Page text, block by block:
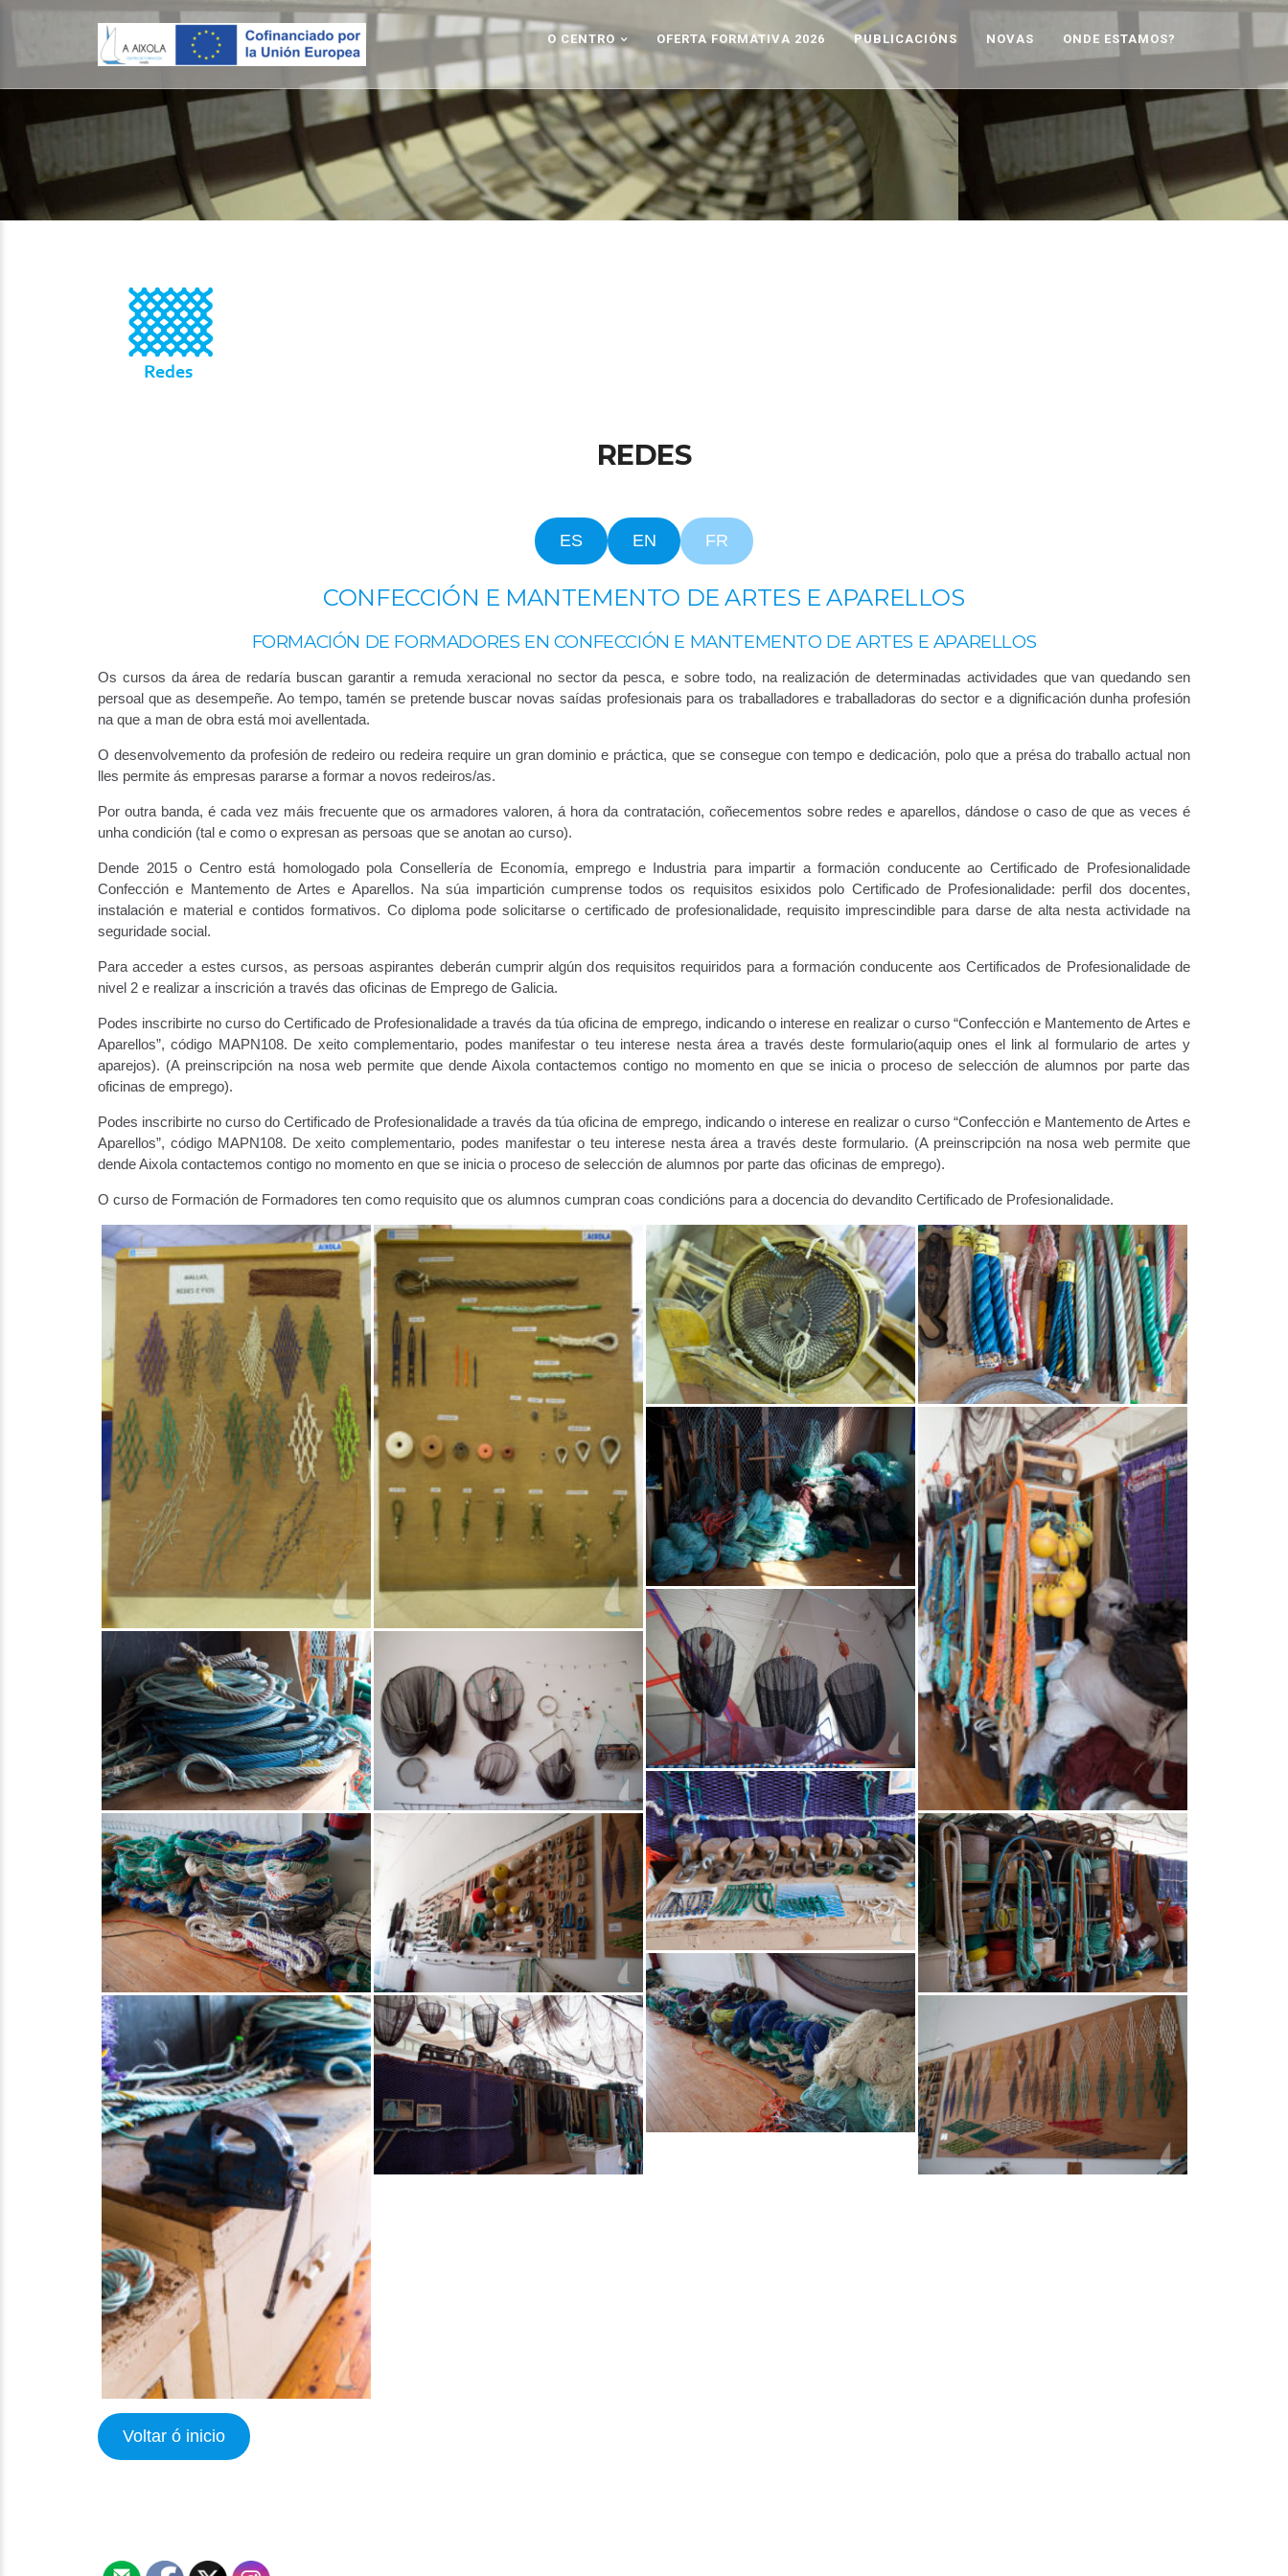
O CENTRO OFERTA FORMATIVA 2026 PUBLICACIÓNS NOVAS ONDE ESTAMOS?
REDES
ES EN FR
CONFECCIÓN E MANTEMENTO DE ARTES E APARELLOS
FORMACIÓN DE FORMADORES EN CONFECCIÓN E MANTEMENTO DE ARTES E APARELLOS
Os cursos da área de redaría buscan garantir a remuda xeracional no sector da pesca, e sobre todo, na realización de determinadas actividades que van quedando sen
persoal que as desempeñe. Ao tempo, tamén se pretende buscar novas saídas profesionais para os traballadores e traballadoras do sector e a dignificación dunha profesión
na que a man de obra está moi avellentada.
O desenvolvemento da profesión de redeiro ou redeira require un gran dominio e práctica, que se consegue con tempo e dedicación, polo que a présa do traballo actual non
lles permite ás empresas pararse a formar a novos redeiros/as.
Por outra banda, é cada vez máis frecuente que os armadores valoren, á hora da contratación, coñecementos sobre redes e aparellos, dándose o caso de que as veces é
unha condición (tal e como o expresan as persoas que se anotan ao curso).
Dende 2015 o Centro está homologado pola Consellería de Economía, emprego e Industria para impartir a formación conducente ao Certificado de Profesionalidade
Confección e Mantemento de Artes e Aparellos. Na súa impartición cumprense todos os requisitos esixidos polo Certificado de Profesionalidade: perfil dos docentes,
instalación e material e contidos formativos. Co diploma pode solicitarse o certificado de profesionalidade, requisito imprescindible para darse de alta nesta actividade na
seguridade social.
Para acceder a estes cursos, as persoas aspirantes deberán cumprir algún dos requisitos requiridos para a formación conducente aos Certificados de Profesionalidade de
nivel 2 e realizar a inscrición a través das oficinas de Emprego de Galicia.
Podes inscribirte no curso do Certificado de Profesionalidade a través da túa oficina de emprego, indicando o interese en realizar o curso “Confección e Mantemento de Artes e
Aparellos”, código MAPN108. De xeito complementario, podes manifestar o teu interese nesta área a través deste formulario(aquip ones el link al formulario de artes y
aparejos). (A preinscripción na nosa web permite que dende Aixola contactemos contigo no momento en que se inicia o proceso de selección de alumnos por parte das
oficinas de emprego).
Podes inscribirte no curso do Certificado de Profesionalidade a través da túa oficina de emprego, indicando o interese en realizar o curso “Confección e Mantemento de Artes e
Aparellos”, código MAPN108. De xeito complementario, podes manifestar o teu interese nesta área a través deste formulario. (A preinscripción na nosa web permite que
dende Aixola contactemos contigo no momento en que se inicia o proceso de selección de alumnos por parte das oficinas de emprego).
O curso de Formación de Formadores ten como requisito que os alumnos cumpran coas condicións para a docencia do devandito Certificado de Profesionalidade.
Voltar ó inicio